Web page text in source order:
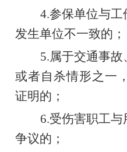
4.参保单位与工
发生单位不一致的；
5.属于交通事
或者自杀情形之一
证明的；
6.受伤害职工
争议的；